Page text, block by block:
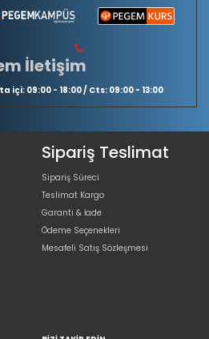
İletişim
içi: 09:00 - 18:00 / Cts: 09:00 - 13:00
Sipariş Teslimat
Sipariş Süreci
Teslimat Kargo
Garanti & İade
Ödeme Seçenekleri
Mesafeli Satış Sözleşmesi